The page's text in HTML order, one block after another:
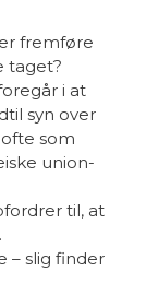
fremføre
taget?
i at
syn over
som
union-
til, at
– slig finder